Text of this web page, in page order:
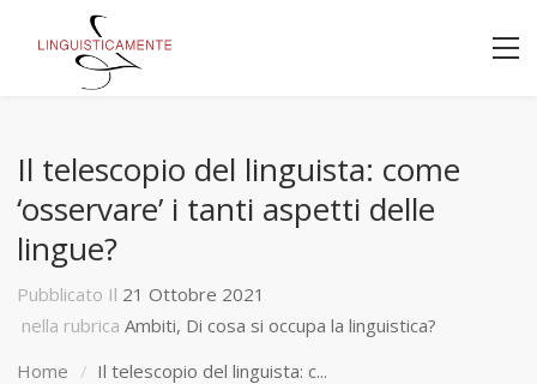
Il telescopio del linguista: come
‘osservare’ i tanti aspetti delle
lingue?
Pubblicato Il 21 Ottobre 2021
nella rubrica Ambiti, Di cosa si occupa la linguistica?
Home
Il telescopio del linguista: c...